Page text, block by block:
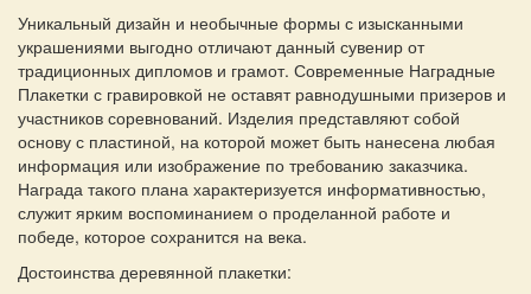
Уникальный дизайн и необычные формы с изысканными
украшениями выгодно отличают данный сувенир от
традиционных дипломов и грамот. Современные Наградные
Плакетки с гравировкой не оставят равнодушными призеров и
участников соревнований. Изделия представляют собой
основу с пластиной, на которой может быть нанесена любая
информация или изображение по требованию заказчика.
Награда такого плана характеризуется информативностью,
служит ярким воспоминанием о проделанной работе и
победе, которое сохранится на века.
Достоинства деревянной плакетки: